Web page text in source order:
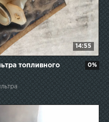
14:55
топливного
0%